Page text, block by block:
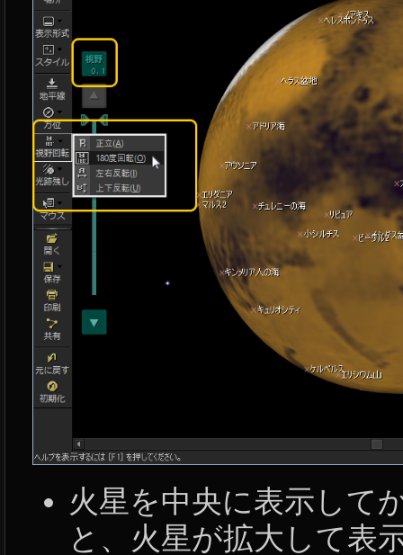
火星を中央に表示して
と、火星が拡大して表